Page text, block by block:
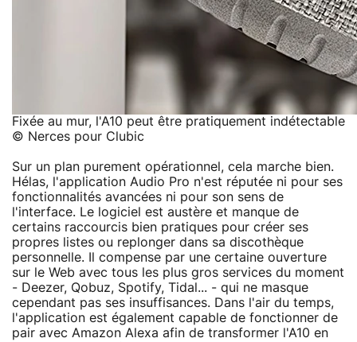
Fixée au mur, l'A10 peut être pratiquement indétectable
© Nerces pour Clubic
Sur un plan purement opérationnel, cela marche bien.
Hélas, l'application Audio Pro n'est réputée ni pour ses
fonctionnalités avancées ni pour son sens de
l'interface. Le logiciel est austère et manque de
certains raccourcis bien pratiques pour créer ses
propres listes ou replonger dans sa discothèque
personnelle. Il compense par une certaine ouverture
sur le Web avec tous les plus gros services du moment
- Deezer, Qobuz, Spotify, Tidal... - qui ne masque
cependant pas ses insuffisances. Dans l'air du temps,
l'application est également capable de fonctionner de
pair avec Amazon Alexa afin de transformer l'A10 en